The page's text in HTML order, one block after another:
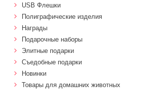
USB Флешки
Полиграфические изделия
Награды
Подарочные наборы
Элитные подарки
Cъедобные подарки
Новинки
Товары для домашних животных